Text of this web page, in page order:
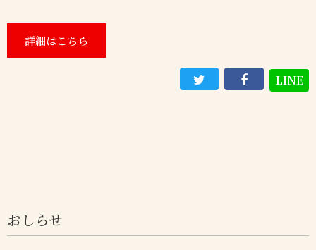
詳細はこちら
LINE
おしらせ